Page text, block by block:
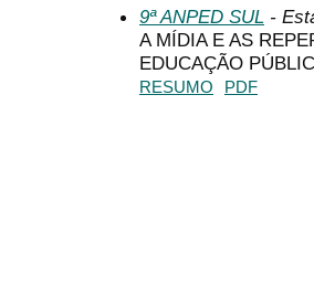
9ª ANPED SUL -
A MÍDIA E AS
EDUCAÇÃO
RESUMO PDF